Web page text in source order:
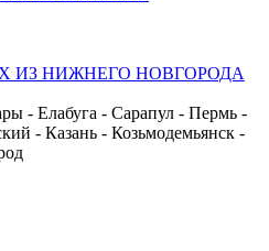
ИЗ НИЖНЕГО НОВГОРОДА
- Елабуга - Сарапул - Пермь -
- Казань - Козьмодемьянск -